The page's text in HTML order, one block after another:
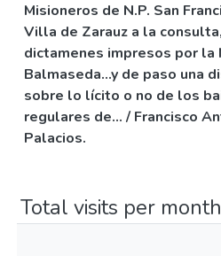
Misioneros de N.P. San
Villa de Zarauz a la
dictamenes impresos por la
Balmaseda...y de paso una
sobre lo lícito o no de los
regulares de... / Francisco
Palacios.
Total visits per month